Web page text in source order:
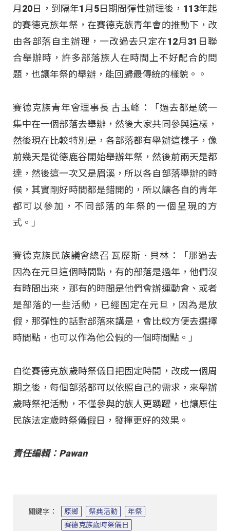
月20日，到隔年1月5日期間彈性辦理後，113年起
的賽德克族年祭，在賽德克族青年會的推動下，改
由各部落自主辦理，一改過去只定在12月31日聯
合舉辦時，許多部落族人在時間上不好配合的問
題，也讓年祭的舉辦，能回歸最傳統的樣貌。。
賽德克族青年會理事長 古玉峰：「過去都是統一
集中在一個部落去舉辦，然後大家共同參與這樣，
然後現在比較特別是，各部落都有舉辦這樣子，像
前幾天是從德鹿谷開始舉辦年祭，然後前兩天是都
達，然後這一次又是眉溪，所以各自部落舉辦的時
候，其實剛好時間都是錯開的，所以讓各自的青年
都可以參加，不同部落的年祭的一個呈現的方
式。」
賽德克族民族議會總召 瓦歷斯．貝林：「那過去
因為在元旦這個時間點，有的部落是過年，他們沒
有時間出來，那有的時間是他們會辦運動會、或者
是部落的一些活動，已經固定在元旦，因為是放
假，那彈性的話對部落來講是，會比較方便去選擇
時間點，也可以作為他公假的一個時間點。」
自從賽德克族歲時祭儀日把固定時間，改成一個周
期之後，每個部落都可以依照自己的需求，來舉辦
歲時祭祀活動，不僅參與的族人更踴躍，也讓原住
民族法定歲時祭儀假日，發揮更好的效果。
責任編輯：Pawan
關鍵字： 原鄉 祭典活動
年祭
賽德克族歲時祭儀日